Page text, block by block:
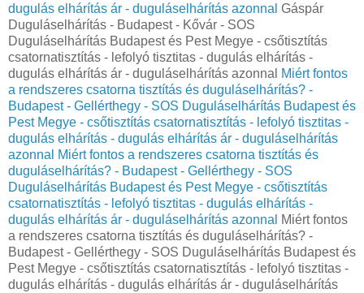
dugulás elhárítás ár - duguláselhárítás azonnal Gáspár
Duguláselhárítás - Budapest - Kővár - SOS
Duguláselhárítás Budapest és Pest Megye - csőtisztítás
csatornatisztítás - lefolyó tisztitas - dugulás elhárítás -
dugulás elhárítás ár - duguláselhárítás azonnal
Miért fontos
a rendszeres csatorna tisztítás és duguláselhárítás? -
Budapest - Gellérthegy - SOS Duguláselhárítás Budapest és
Pest Megye - csőtisztítás csatornatisztítás - lefolyó tisztitas -
dugulás elhárítás - dugulás elhárítás ár - duguláselhárítás
azonnal
Miért fontos a rendszeres csatorna tisztítás és
duguláselhárítás? - Budapest - Gellérthegy - SOS
Duguláselhárítás Budapest és Pest Megye - csőtisztítás
csatornatisztítás - lefolyó tisztitas - dugulás elhárítás -
dugulás elhárítás ár - duguláselhárítás azonnal
Miért fontos
a rendszeres csatorna tisztítás és duguláselhárítás? -
Budapest - Gellérthegy - SOS Duguláselhárítás Budapest és
Pest Megye - csőtisztítás csatornatisztítás - lefolyó tisztitas -
dugulás elhárítás - dugulás elhárítás ár - duguláselhárítás